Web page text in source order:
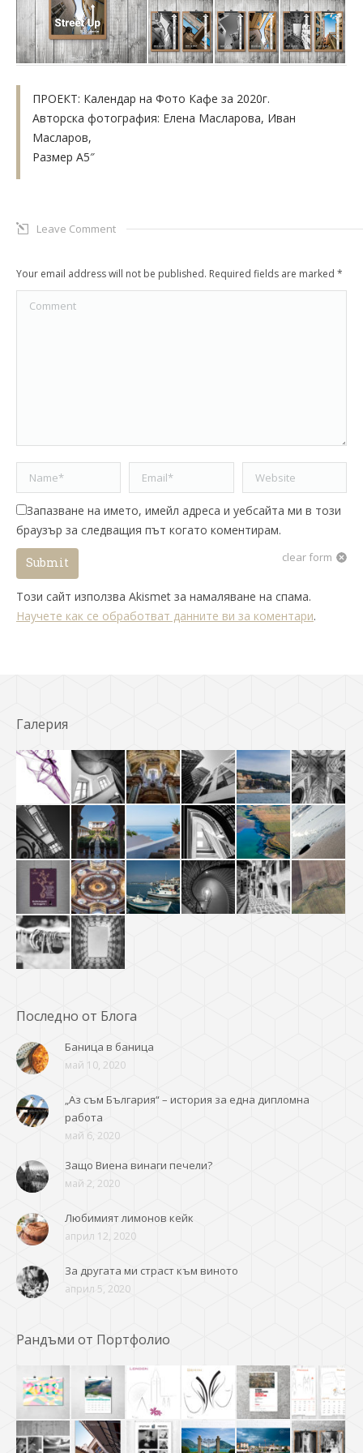
ПРОЕКТ: Календар на Фото Кафе за 2020г.
Авторска фотография: Елена Масларова, Иван
Масларов,
Размер А5″
Leave Comment
Your email address will not be published. Required fields are marked *
Comment
Name * Email * Website
Запазване на името, имейл адреса и уебсайта ми в този
браузър за следващия път когато коментирам.
clear form
Submit
Този сайт използва Akismet за намаляване на спама.
Научете как се обработват данните ви за коментари.
Галерия
Последно от Блога
Баница в баница
май 10, 2020
„Аз съм България“ – история за една дипломна
работа
май 6, 2020
Защо Виена винаги печели?
май 2, 2020
Любимият лимонов кейк
април 12, 2020
За другата ми страст към виното
април 5, 2020
Рандъми от Портфолио